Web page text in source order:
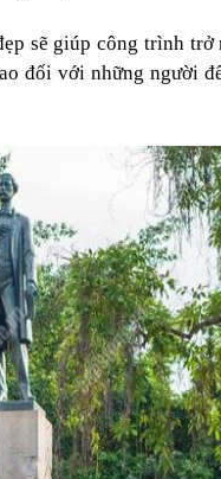
sẽ giúp công trình trở
đối với những người